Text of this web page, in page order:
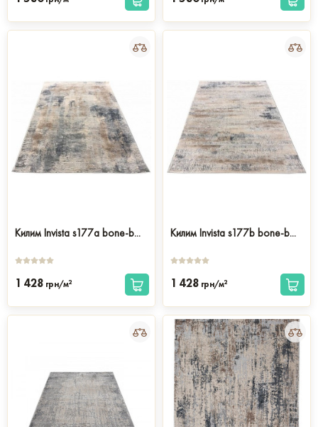
Килим Invista s177a bone-b...
1 428 грн/м2
Килим Invista s177b bone-b...
1 428 грн/м2